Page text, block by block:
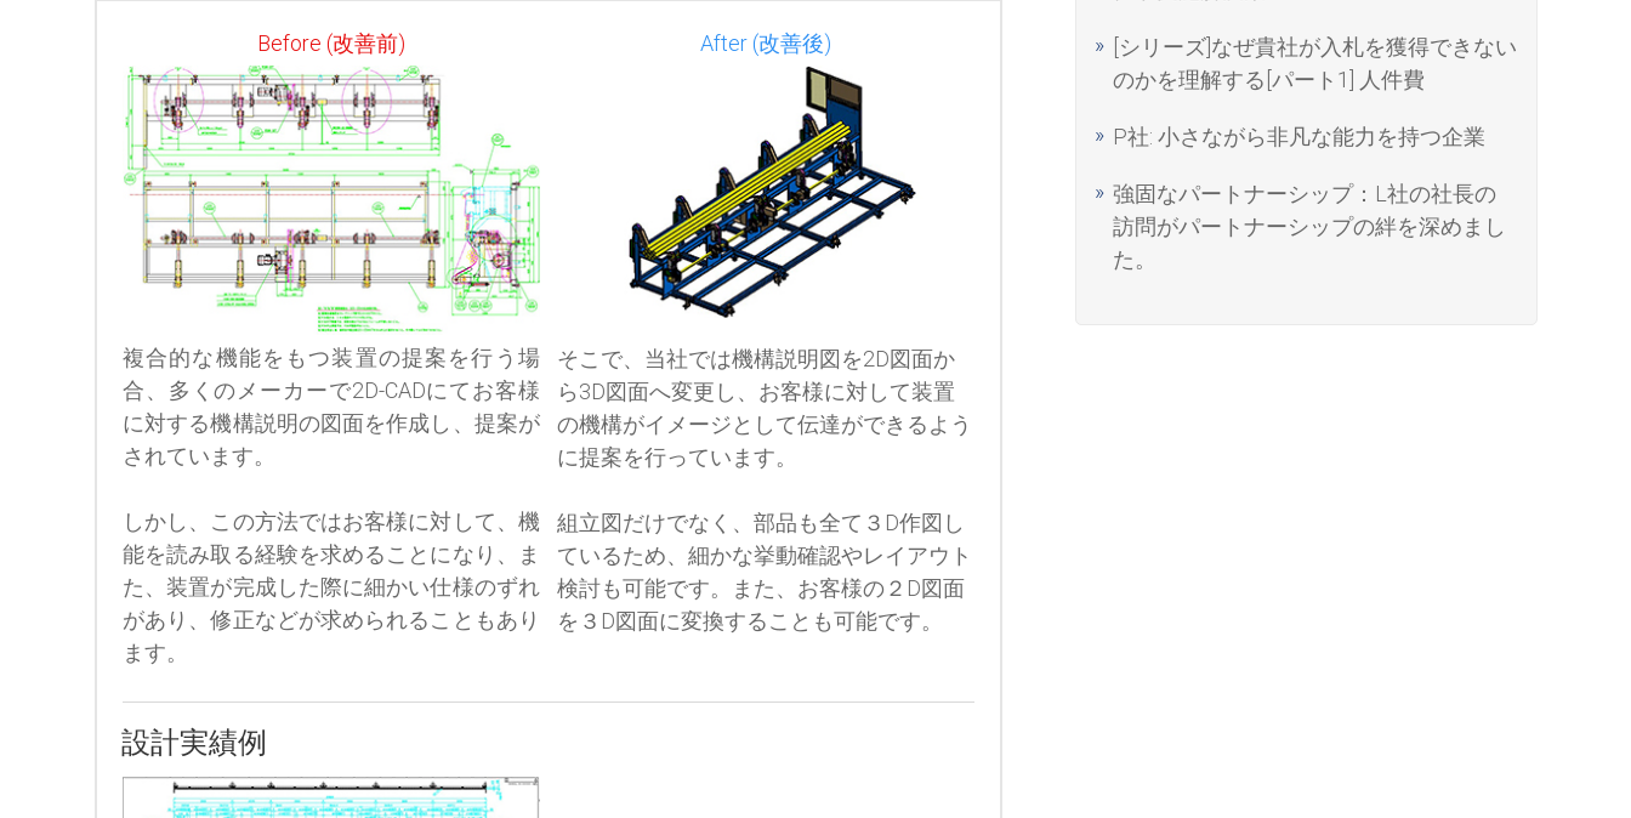
[シリーズ]なぜ貴社が入札を獲得できない
のかを理解する[パート1] 人件費
P社: 小さながら非凡な能力を持つ企業
強固なパートナーシップ：L社の社長の
訪問がパートナーシップの絆を深めまし
た。
Before (改善前)
複合的な機能をもつ装置の提案を行う場
合、多くのメーカーで2D-CADにてお客様
に対する機構説明の図面を作成し、提案が
されています。
しかし、この方法ではお客様に対して、機
能を読み取る経験を求めることになり、ま
た、装置が完成した際に細かい仕様のずれ
があり、修正などが求められることもあり
ます。
After (改善後)
そこで、当社では機構説明図を2D図面か
ら3D図面へ変更し、お客様に対して装置
の機構がイメージとして伝達ができるよう
に提案を行っています。
組立図だけでなく、部品も全て３D作図し
ているため、細かな挙動確認やレイアウト
検討も可能です。また、お客様の２D図面
を３D図面に変換することも可能です。
設計実績例